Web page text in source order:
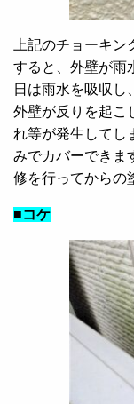
上記のチョーキ
すると、外壁が雨
日は雨水を吸収し
外壁が反りを起こ
れ等が発生してし
みでカバーできま
修を行ってからの
■コケ